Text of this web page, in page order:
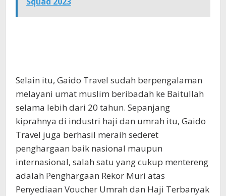
Selain itu, Gaido Travel sudah berpengalaman
melayani umat muslim beribadah ke Baitullah
selama lebih dari 20 tahun. Sepanjang
kiprahnya di industri haji dan umrah itu, Gaido
Travel juga berhasil meraih sederet
penghargaan baik nasional maupun
internasional, salah satu yang cukup mentereng
adalah Penghargaan Rekor Muri atas
Penyediaan Voucher Umrah dan Haji Terbanyak